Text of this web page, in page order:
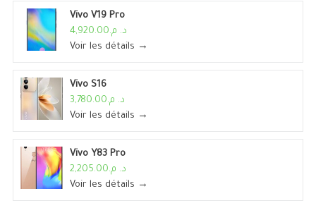
Vivo V19 Pro
د. م.4,920.00
Voir les détails →
Vivo S16
د. م.3,780.00
Voir les détails →
Vivo Y83 Pro
د. م.2,205.00
Voir les détails →